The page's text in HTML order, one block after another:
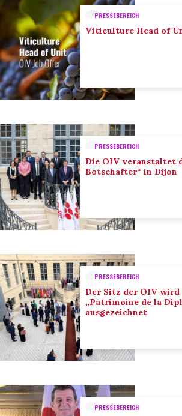
PRESSEBEREICH
Viticulture Head of
PRESSEBEREICH
Die OIV veranstaltet
Botschafter“ in Dijon
PRESSEBEREICH
Der Sitz der OIV
„Patrimoine de la
ausgezeichnet
PRESSEBEREICH